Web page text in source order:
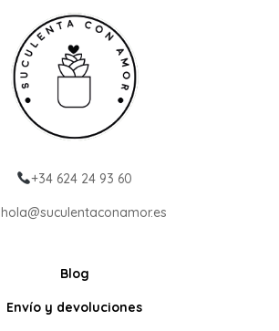
+34 624 24 93 60
hola@suculentaconamor.es
Blog
Envío y devoluciones